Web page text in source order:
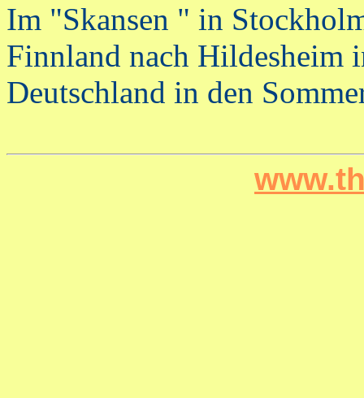
Im "Skansen " in
Finnland nach Hildesheim
Deutschland in den